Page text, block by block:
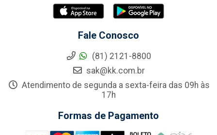
Fale Conosco
(81) 2121-8800
sak@kk.com.br
Atendimento de segunda a sexta-feira das 09h às
17h
Formas de Pagamento